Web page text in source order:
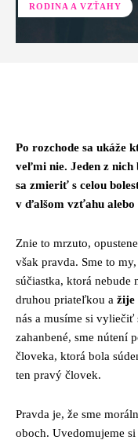
RODINA A VZŤAHY
Po rozchode sa ukáže
veľmi nie. Jeden z nich
sa zmieriť s celou
v ďalšom vzťahu alebo
Znie to mrzuto,
však pravda. Sme to
súčiastka, ktorá nebude
druhou priateľkou a žije
nás a musíme si vyliečiť
zahanbené, sme nútení
človeka, ktorá bola
ten pravý človek.
Pravda je, že sme
oboch. Uvedomujeme